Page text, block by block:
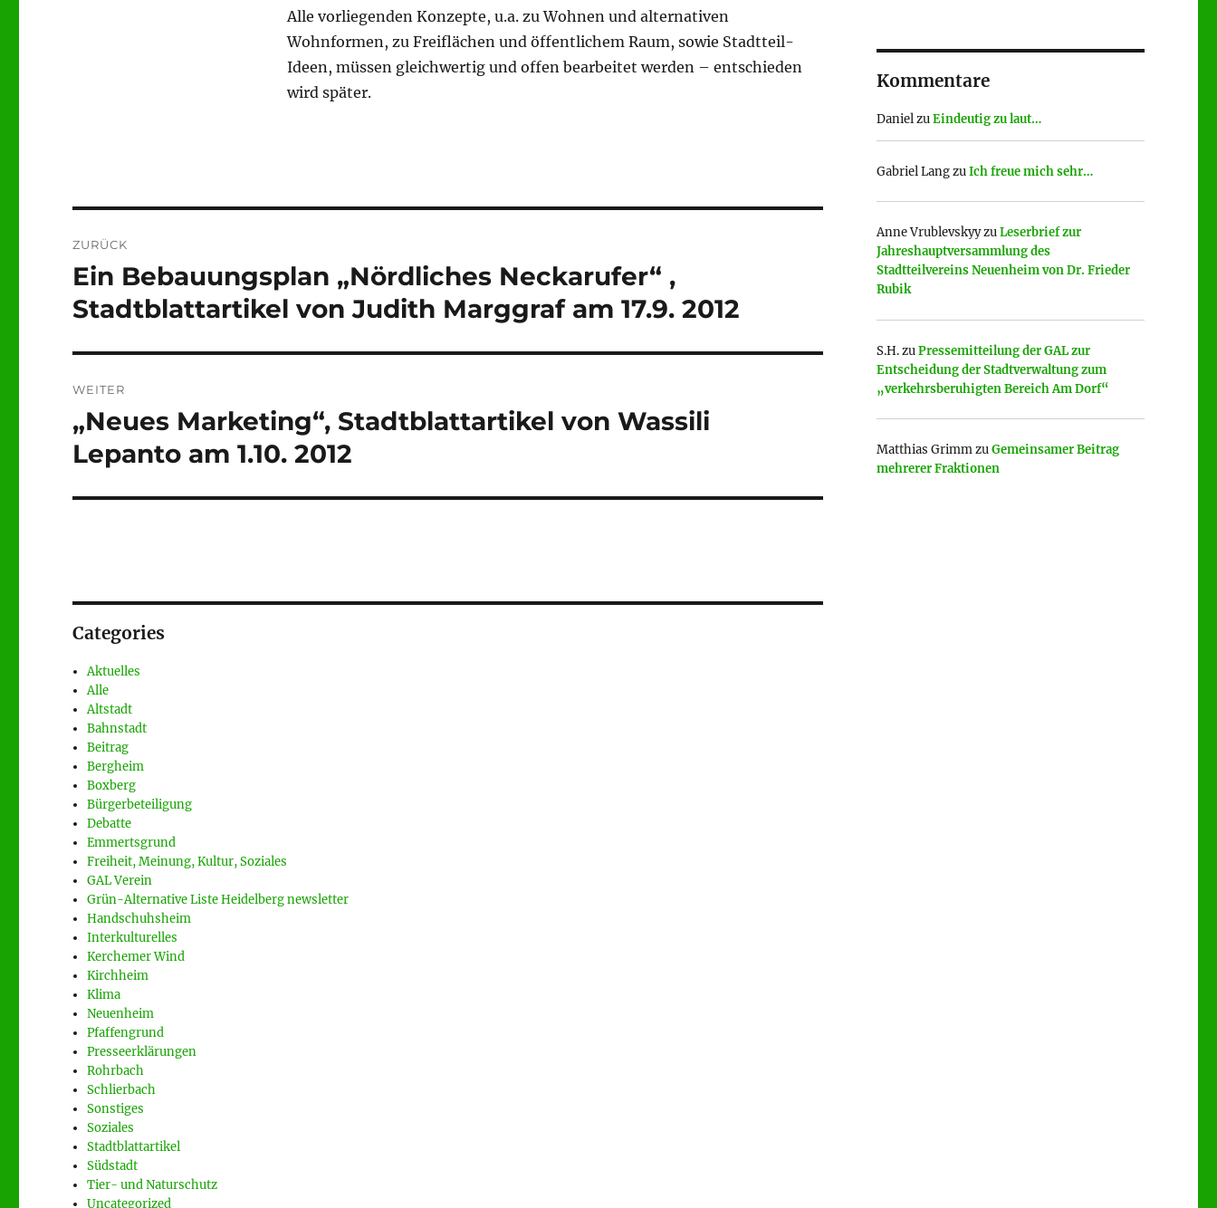
Alle vorliegenden Konzepte, u.a. zu Wohnen und alternativen
Wohnformen, zu Freiflächen und öffentlichem Raum, sowie Stadtteil-
Ideen, müssen gleichwertig und offen bearbeitet werden – entschieden
wird später.
ZURÜCK
Vorheriger
Beitrag:
Ein Bebauungsplan „Nördliches Neckarufer“ ,
Stadtblattartikel von Judith Marggraf am 17.9. 2012
WEITER
Nächster
Beitrag:
„Neues Marketing“, Stadtblattartikel von Wassili
Lepanto am 1.10. 2012
Categories
Aktuelles
Alle
Altstadt
Bahnstadt
Beitrag
Bergheim
Boxberg
Bürgerbeteiligung
Debatte
Emmertsgrund
Freiheit, Meinung, Kultur, Soziales
GAL Verein
Grün-Alternative Liste Heidelberg newsletter
Handschuhsheim
Interkulturelles
Kerchemer Wind
Kirchheim
Klima
Neuenheim
Pfaffengrund
Presseerklärungen
Rohrbach
Schlierbach
Sonstiges
Soziales
Stadtblattartikel
Südstadt
Tier- und Naturschutz
Uncategorized
Kommentare
DanielzuEindeutig zu laut…
Gabriel LangzuIch freue mich sehr…
Anne VrublevskyyzuLeserbrief zur
Jahreshauptversammlung des
Stadtteilvereins Neuenheim von Dr. Frieder
Rubik
S.H.zuPressemitteilung der GAL zur
Entscheidung der Stadtverwaltung zum
„verkehrsberuhigten Bereich Am Dorf“
Matthias GrimmzuGemeinsamer Beitrag
mehrerer Fraktionen